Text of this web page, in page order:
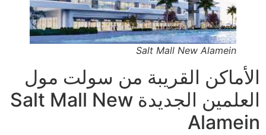
Salt Mall New Alamein
الأماكن القريبة من سولت مول
العلمين الجديدة Salt Mall New
Alamein